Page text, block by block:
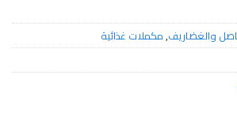
والغضاريف,مكملات غذائية